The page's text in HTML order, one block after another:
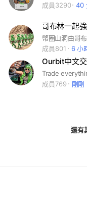
成員3290 40
哥布林一起
成員801
6 小
Ourbit中文
Trade
成員769
剛剛
還有